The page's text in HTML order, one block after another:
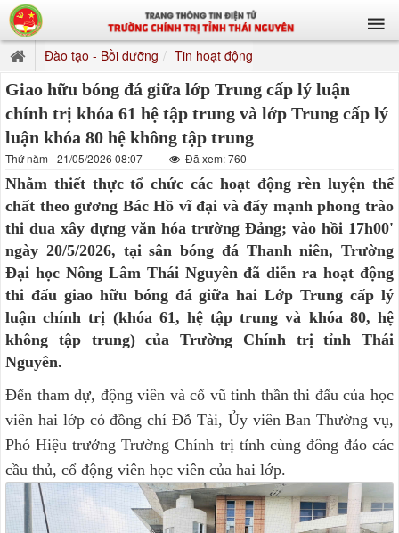
Đào tạo - Bồi dưỡng Tin hoạt động
Giao hữu bóng đá giữa lớp Trung cấp lý luận
chính trị khóa 61 hệ tập trung và lớp Trung cấp lý
luận khóa 80 hệ không tập trung
Thứ năm - 21/05/2026 08:07 Đã xem: 760
Nhằm thiết thực tổ chức các hoạt động rèn luyện thể
chất theo gương Bác Hồ vĩ đại và đẩy mạnh phong trào
thi đua xây dựng văn hóa trường Đảng; vào hồi 17h00'
ngày 20/5/2026, tại sân bóng đá Thanh niên, Trường
Đại học Nông Lâm Thái Nguyên đã diễn ra hoạt động
thi đấu giao hữu bóng đá giữa hai Lớp Trung cấp lý
luận chính trị (khóa 61, hệ tập trung và khóa 80, hệ
không tập trung) của Trường Chính trị tỉnh Thái
Nguyên.
Đến tham dự, động viên và cổ vũ tinh thần thi đấu của học
viên hai lớp có đồng chí Đỗ Tài, Ủy viên Ban Thường vụ,
Phó Hiệu trưởng Trường Chính trị tỉnh cùng đông đảo các
cầu thủ, cổ động viên học viên của hai lớp.